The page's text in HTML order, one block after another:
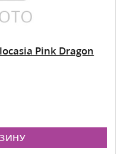
Pink Dragon